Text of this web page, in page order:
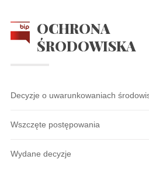
OCHRONA
ŚRODOWISKA
Decyzje o uwarunkowaniach
Wszczęte postępowania
Wydane decyzje